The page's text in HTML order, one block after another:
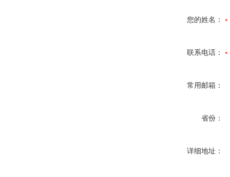
您的姓名：
联系电话：
常用邮箱：
省份：
详细地址：